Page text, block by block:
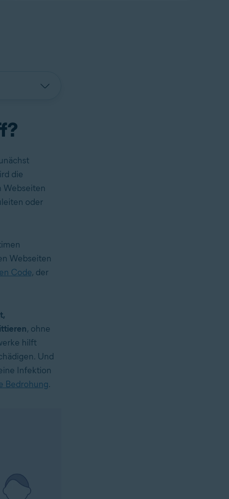
die
Webseiten
oder
Webseiten
Code, der
, ohne
hilft
Und
Infektion
Bedrohung.